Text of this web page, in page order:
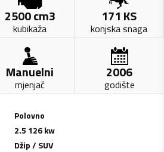
2500cm3
kubikaža
171 KS
konjska snaga
Manuelni
mjenjač
2006
godište
Polovno
2.5 126 kw
Džip / SUV